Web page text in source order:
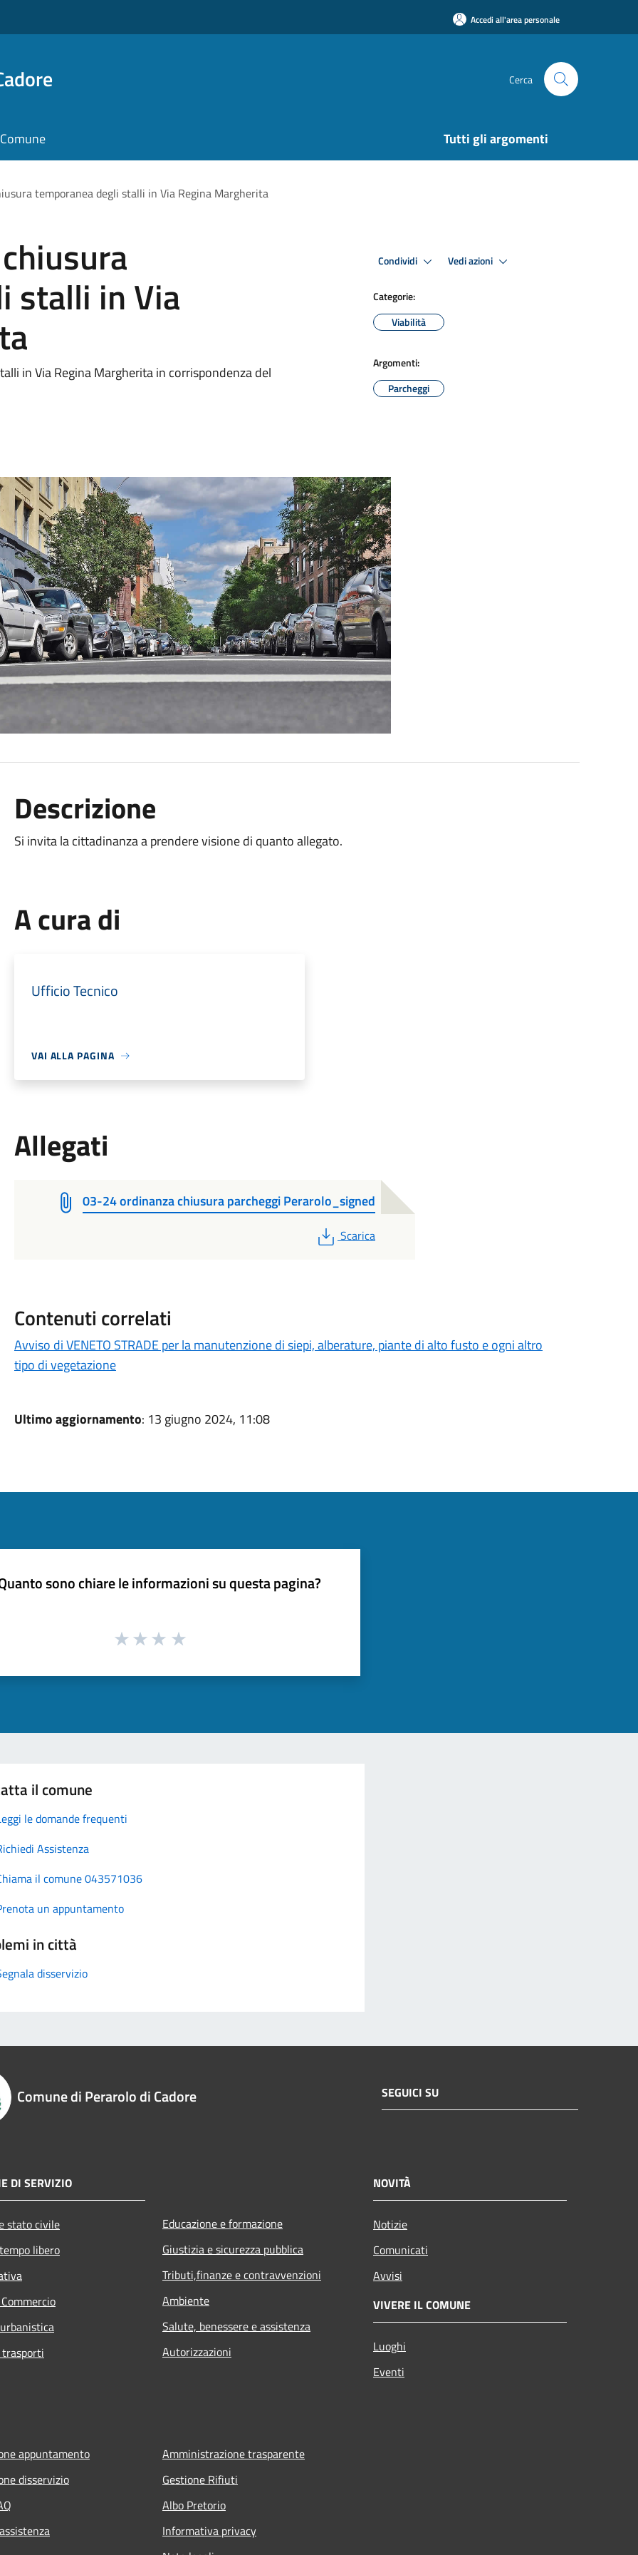
Accedi all'area personale
Cerca
Tutti gli argomenti
temporanea degli stalli in Via Regina Margherita
stalli in Via
in Via Regina Margherita in corrispondenza del
Condividi Vedi azioni
Categorie:
Viabilità
Argomenti:
Parcheggi
Descrizione
Si invita la cittadinanza a prendere visione di quanto allegato.
A cura di
Ufficio Tecnico
VAI ALLA PAGINA
Allegati
03-24 ordinanza chiusura parcheggi Perarolo_signed
PDF
Scarica
Contenuti correlati
Avviso di VENETO STRADE per la manutenzione di siepi, alberature, piante di alto fusto e ogni altro
tipo di vegetazione
Ultimo aggiornamento: 13 giugno 2024, 11:08
sono chiare le informazioni su questa pagina?
il comune
le domande frequenti
Assistenza
il comune 043571036
un appuntamento
in città
disservizio
Comune di Perarolo di Cadore SEGUICI SU
DI SERVIZIO
stato civile
libero
Educazione e formazione
Giustizia e sicurezza pubblica
Tributi,finanze e contravvenzioni
Ambiente
Salute, benessere e assistenza
Autorizzazioni
NOVITÀ
Notizie
Comunicati
Avvisi
VIVERE IL COMUNE
Luoghi
Eventi
appuntamento
disservizio
Amministrazione trasparente
Gestione Rifiuti
Albo Pretorio
Informativa privacy